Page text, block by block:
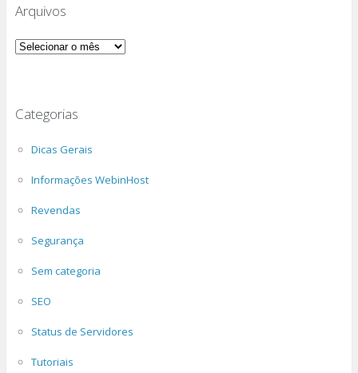
Arquivos
Arquivos
Categorias
Dicas Gerais
Informações WebinHost
Revendas
Segurança
Sem categoria
SEO
Status de Servidores
Tutoriais